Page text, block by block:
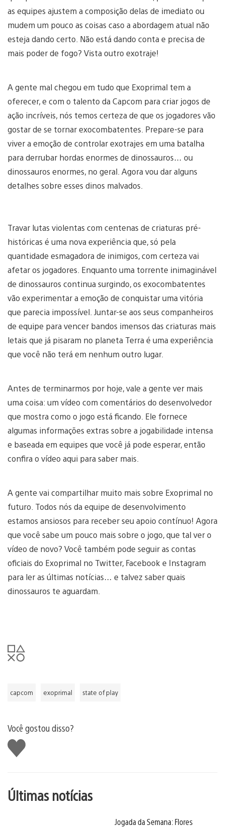
as equipes ajustem a composição delas de imediato ou
mudem um pouco as coisas caso a abordagem atual não
esteja dando certo. Não está dando conta e precisa de
mais poder de fogo? Vista outro exotraje!
A gente mal chegou em tudo que Exoprimal tem a
oferecer, e com o talento da Capcom para criar jogos de
ação incríveis, nós temos certeza de que os jogadores vão
gostar de se tornar exocombatentes. Prepare-se para
viver a emoção de controlar exotrajes em uma batalha
para derrubar hordas enormes de dinossauros… ou
dinossauros enormes, no geral. Agora vou dar alguns
detalhes sobre esses dinos malvados.
Travar lutas violentas com centenas de criaturas pré-
históricas é uma nova experiência que, só pela
quantidade esmagadora de inimigos, com certeza vai
afetar os jogadores. Enquanto uma torrente inimaginável
de dinossauros continua surgindo, os exocombatentes
vão experimentar a emoção de conquistar uma vitória
que parecia impossível. Juntar-se aos seus companheiros
de equipe para vencer bandos imensos das criaturas mais
letais que já pisaram no planeta Terra é uma experiência
que você não terá em nenhum outro lugar.
Antes de terminarmos por hoje, vale a gente ver mais
uma coisa: um vídeo com comentários do desenvolvedor
que mostra como o jogo está ficando. Ele fornece
algumas informações extras sobre a jogabilidade intensa
e baseada em equipes que você já pode esperar, então
confira o vídeo aqui para saber mais.
A gente vai compartilhar muito mais sobre Exoprimal no
futuro. Todos nós da equipe de desenvolvimento
estamos ansiosos para receber seu apoio contínuo! Agora
que você sabe um pouco mais sobre o jogo, que tal ver o
vídeo de novo? Você também pode seguir as contas
oficiais do Exoprimal no Twitter, Facebook e Instagram
para ler as últimas notícias… e talvez saber quais
dinossauros te aguardam.
capcom exoprimal state of play
Você gostou disso?
Curtir
Últimas notícias
Jogada da Semana: Flores